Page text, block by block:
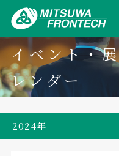
イベント・
レンダー
2024年